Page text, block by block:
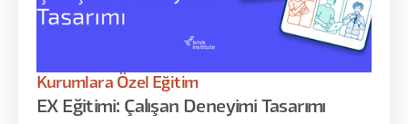
Kurumlara Özel Eğitim
EX Eğitimi: Çalışan Deneyimi Tasarımı